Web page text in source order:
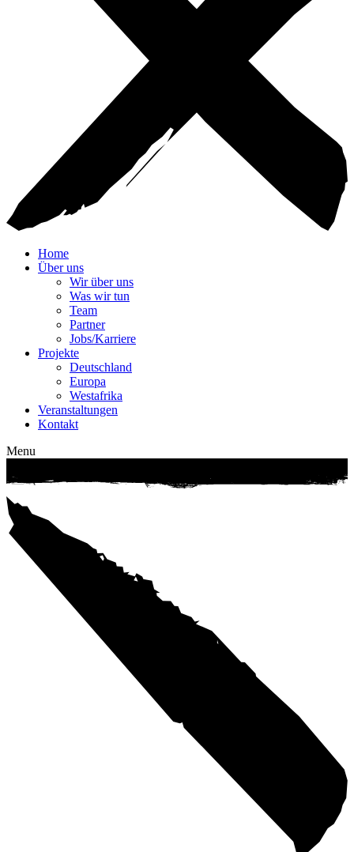
Home
Über uns
Wir über uns
Was wir tun
Team
Partner
Jobs/Karriere
Projekte
Deutschland
Europa
Westafrika
Veranstaltungen
Kontakt
Menu